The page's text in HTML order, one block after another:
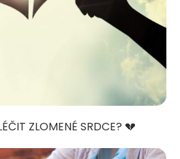
ZLOMENÉ SRDCE? 💔